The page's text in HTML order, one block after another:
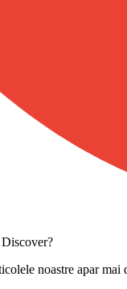
noastre apar mai